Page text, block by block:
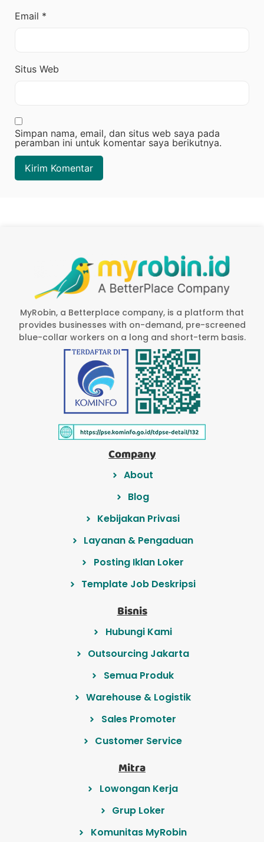
Email *
Situs Web
Simpan nama, email, dan situs web saya pada
peramban ini untuk komentar saya berikutnya.
MyRobin, a Betterplace company, is a platform that
provides businesses with on-demand, pre-screened
blue-collar workers on a long and short-term basis.
Company
About
Blog
Kebijakan Privasi
Layanan & Pengaduan
Posting Iklan Loker
Template Job Deskripsi
Bisnis
Hubungi Kami
Outsourcing Jakarta
Semua Produk
Warehouse & Logistik
Sales Promoter
Customer Service
Mitra
Lowongan Kerja
Grup Loker
Komunitas MyRobin